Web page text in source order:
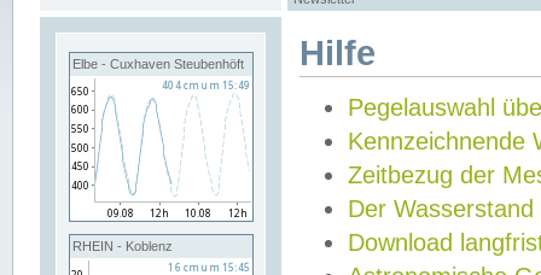
Elbe - Cuxhaven Steubenhöft
RHEIN - Koblenz
Hilfe
Pegelauswahl
Kennzeichnende
Zeitbezug der
Der Wasserstand
Download